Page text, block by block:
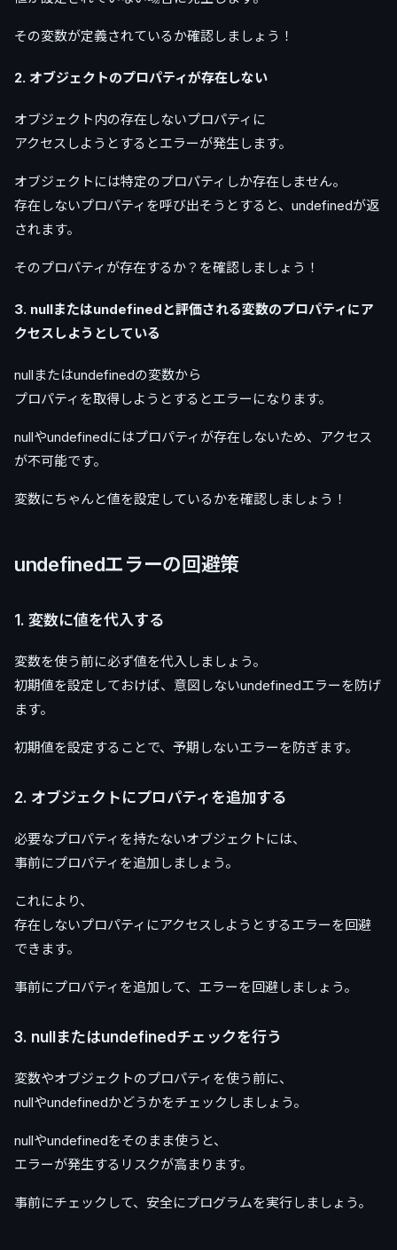
その変数が定義されているか確認しましょう！
2. オブジェクトのプロパティが存在しない
オブジェクト内の存在しないプロパティに
アクセスしようとするとエラーが発生します。
オブジェクトには特定のプロパティしか存在しません。
存在しないプロパティを呼び出そうとすると、undefinedが返
されます。
そのプロパティが存在するか？を確認しましょう！
3. nullまたはundefinedと評価される変数のプロパティにア
クセスしようとしている
nullまたはundefinedの変数から
プロパティを取得しようとするとエラーになります。
nullやundefinedにはプロパティが存在しないため、アクセス
が不可能です。
変数にちゃんと値を設定しているかを確認しましょう！
undefinedエラーの回避策
1. 変数に値を代入する
変数を使う前に必ず値を代入しましょう。
初期値を設定しておけば、意図しないundefinedエラーを防げ
ます。
初期値を設定することで、予期しないエラーを防ぎます。
2. オブジェクトにプロパティを追加する
必要なプロパティを持たないオブジェクトには、
事前にプロパティを追加しましょう。
これにより、
存在しないプロパティにアクセスしようとするエラーを回避
できます。
事前にプロパティを追加して、エラーを回避しましょう。
3. nullまたはundefinedチェックを行う
変数やオブジェクトのプロパティを使う前に、
nullやundefinedかどうかをチェックしましょう。
nullやundefinedをそのまま使うと、
エラーが発生するリスクが高まります。
事前にチェックして、安全にプログラムを実行しましょう。